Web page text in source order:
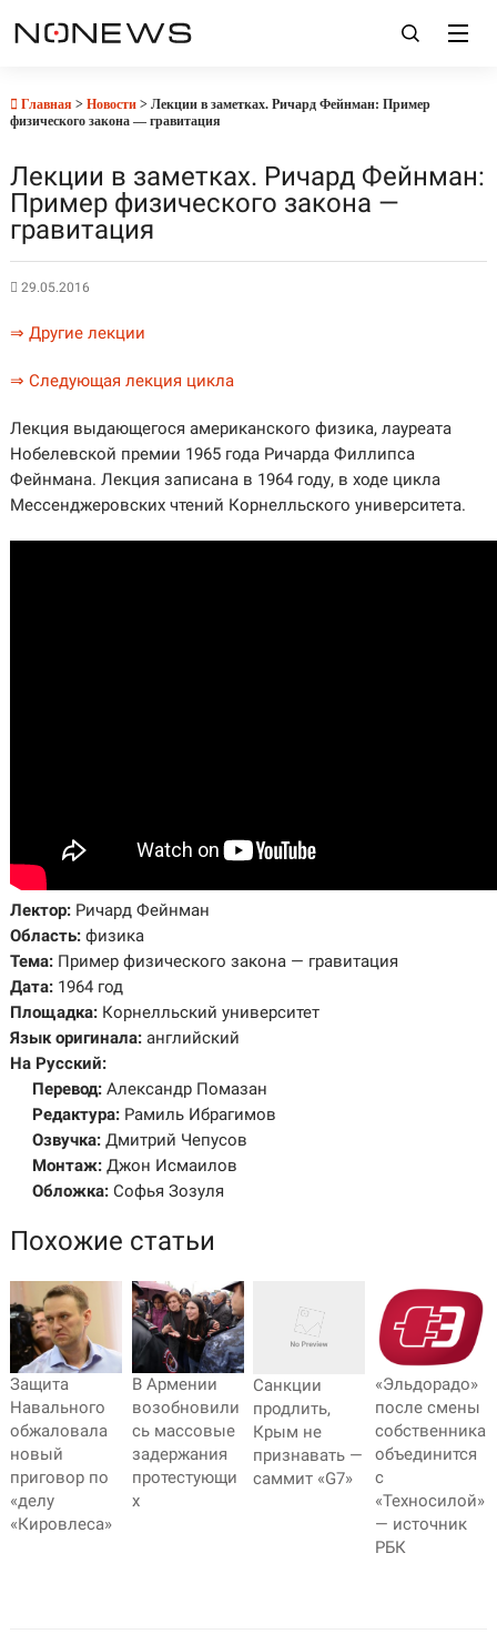
Главная > Новости> Лекции в заметках. Ричард Фейнман: Пример
физического закона — гравитация
Лекции в заметках. Ричард Фейнман:
Пример физического закона —
гравитация
29.05.2016
⇒ Другие лекции
⇒ Следующая лекция цикла
Лекция выдающегося американского физика, лауреата
Нобелевской премии 1965 года Ричарда Филлипса
Фейнмана. Лекция записана в 1964 году, в ходе цикла
Мессенджеровских чтений Корнелльского университета.
Лектор:Ричард Фейнман
Область:физика
Тема:Пример физического закона — гравитация
Дата:1964 год
Площадка:Корнелльский университет
Язык оригинала:английский
На Русский:
Перевод:Александр Помазан
Редактура:Рамиль Ибрагимов
Озвучка:Дмитрий Чепусов
Монтаж:Джон Исмаилов
Обложка:Софья Зозуля
Похожие статьи
Защита
Навального
обжаловала
новый
приговор по
«делу
«Кировлеса»
В Армении
возобновили
сь массовые
задержания
протестующи
х
Санкции
продлить,
Крым не
признавать —
саммит «G7»
«Эльдорадо»
после смены
собственника
объединится
с
«Техносилой»
— источник
РБК